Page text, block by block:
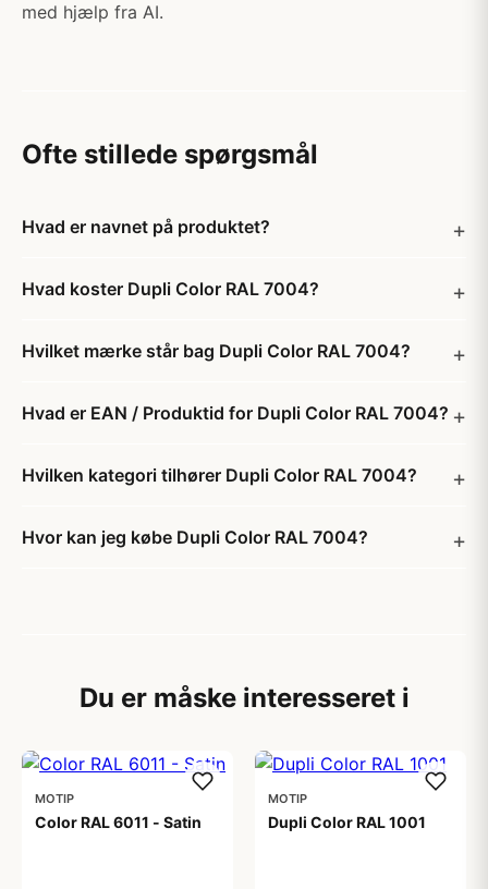
med hjælp fra AI.
Ofte stillede spørgsmål
Hvad er navnet på produktet?
Hvad koster Dupli Color RAL 7004?
Hvilket mærke står bag Dupli Color RAL 7004?
Hvad er EAN / Produktid for Dupli Color RAL 7004?
Hvilken kategori tilhører Dupli Color RAL 7004?
Hvor kan jeg købe Dupli Color RAL 7004?
Du er måske interesseret i
MOTIP
Color RAL 6011 - Satin
MOTIP
Dupli Color RAL 1001